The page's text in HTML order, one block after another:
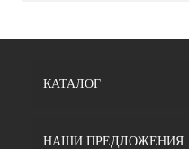
КАТАЛОГ
НАШИ ПРЕДЛОЖЕНИЯ